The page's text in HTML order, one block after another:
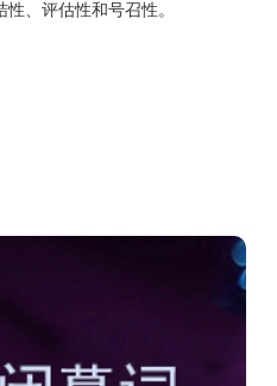
、评估性和号召性。